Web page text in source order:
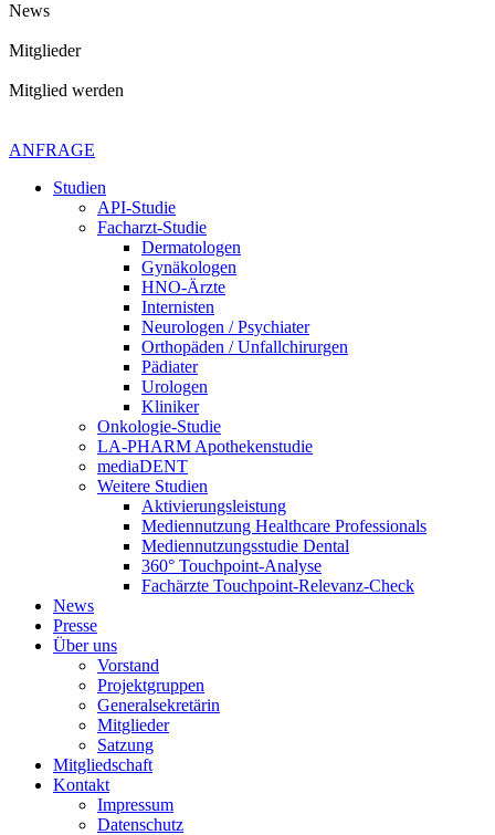
News
Mitglieder
Mitglied werden
ANFRAGE
Studien
API-Studie
Facharzt-Studie
Dermatologen
Gynäkologen
HNO-Ärzte
Internisten
Neurologen / Psychiater
Orthopäden / Unfallchirurgen
Pädiater
Urologen
Kliniker
Onkologie-Studie
LA-PHARM Apothekenstudie
mediaDENT
Weitere Studien
Aktivierungsleistung
Mediennutzung Healthcare Professionals
Mediennutzungsstudie Dental
360° Touchpoint-Analyse
Fachärzte Touchpoint-Relevanz-Check
News
Presse
Über uns
Vorstand
Projektgruppen
Generalsekretärin
Mitglieder
Satzung
Mitgliedschaft
Kontakt
Impressum
Datenschutz